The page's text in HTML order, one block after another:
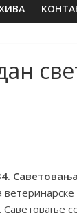
Саветовање